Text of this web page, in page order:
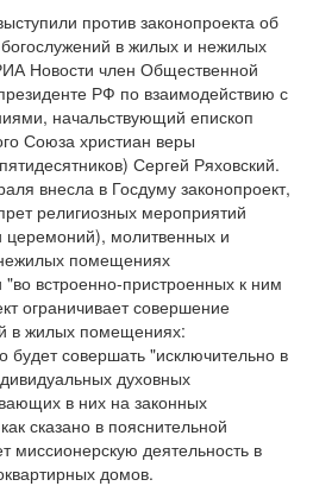
дева и мученица
против законопроекта об
в жилых и нежилых
Новости член Общественной
РФ по взаимодействию с
начальствующий епископ
Союза христиан веры
Сергей Ряховский.
внесла в Госдуму законопроект,
религиозных мероприятий
церемоний), молитвенных и
помещениях
встроенно-пристроенных к ним
ограничивает совершение
в жилых помещениях:
будет совершать "исключительно в
духовных
в них на законных
сказано в пояснительной
миссионерскую деятельность в
домов.